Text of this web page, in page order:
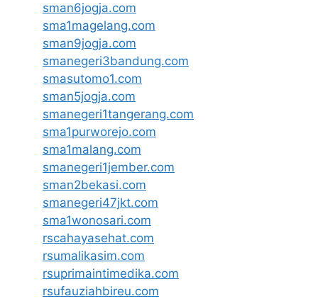
sman6jogja.com
sma1magelang.com
sman9jogja.com
smanegeri3bandung.com
smasutomo1.com
sman5jogja.com
smanegeri1tangerang.com
sma1purworejo.com
sma1malang.com
smanegeri1jember.com
sman2bekasi.com
smanegeri47jkt.com
sma1wonosari.com
rscahayasehat.com
rsumalikasim.com
rsuprimaintimedika.com
rsufauziahbireu.com